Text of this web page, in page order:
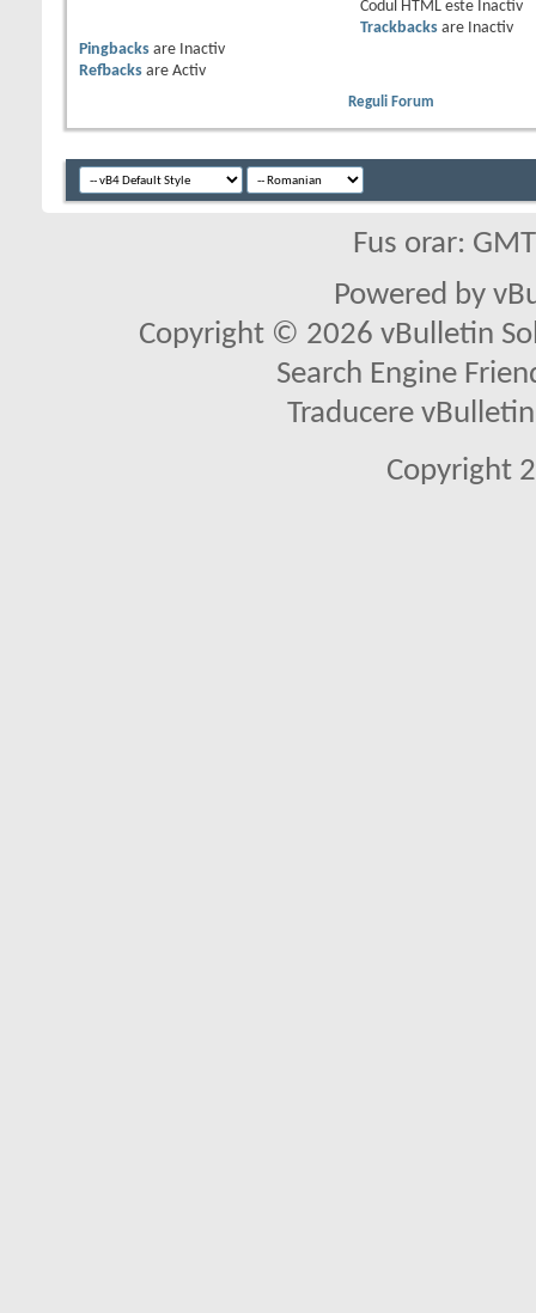
Codul HTML este
Inactiv
Trackbacksare
Inactiv
Pingbacks are
Inactiv
Refbacks are Activ
Reguli Forum
Fus orar:
Powered by
Copyright © 2026 vBulletin
Search Engine
Traducere
Copyright